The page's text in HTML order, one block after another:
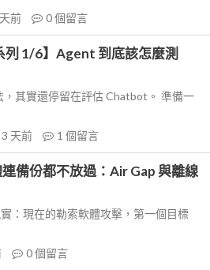
前 0個留言
列 1/6】Agent 到底該怎麼測
其實還停留在評估 Chatbot。 準備一
3 天前 1 個留言
備份都不放過：Air Gap 與離線
：現在的勒索軟體攻擊，第一個目標
0個留言